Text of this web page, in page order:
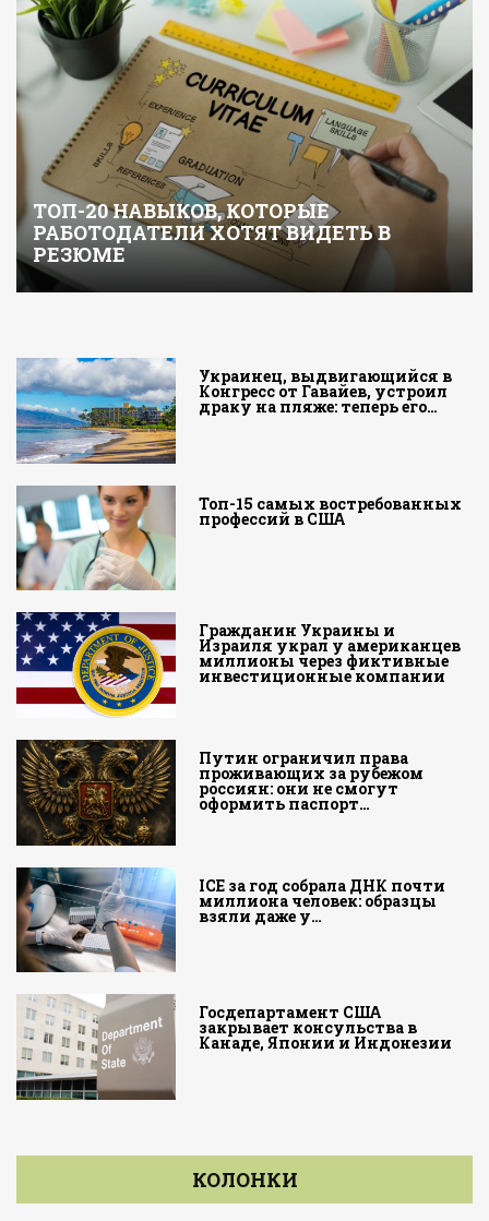
ТОП-20 НАВЫКОВ, КОТОРЫЕ
РАБОТОДАТЕЛИ ХОТЯТ ВИДЕТЬ В
РЕЗЮМЕ
Украинец, выдвигающийся в
Конгресс от Гавайев, устроил
драку на пляже: теперь его…
Топ-15 самых востребованных
профессий в США
Гражданин Украины и
Израиля украл у американцев
миллионы через фиктивные
инвестиционные компании
Путин ограничил права
проживающих за рубежом
россиян: они не смогут
оформить паспорт…
ICE за год собрала ДНК почти
миллиона человек: образцы
взяли даже у…
Госдепартамент США
закрывает консульства в
Канаде, Японии и Индонезии
КОЛОНКИ